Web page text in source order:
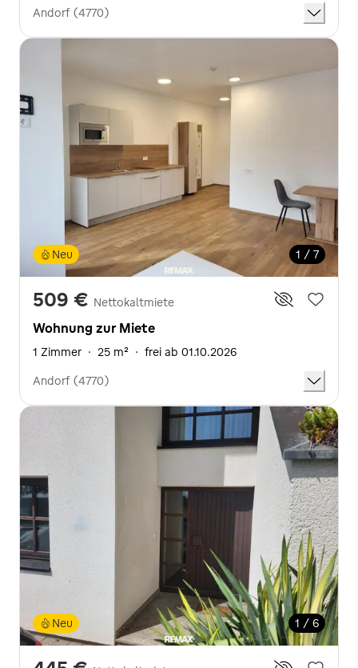
Andorf (4770)
1 / 7
Neu
509 € Nettokaltmiete
Wohnung zur Miete
1 Zimmer · 25 m² · frei ab 01.10.2026
Andorf (4770)
1 / 6
Neu